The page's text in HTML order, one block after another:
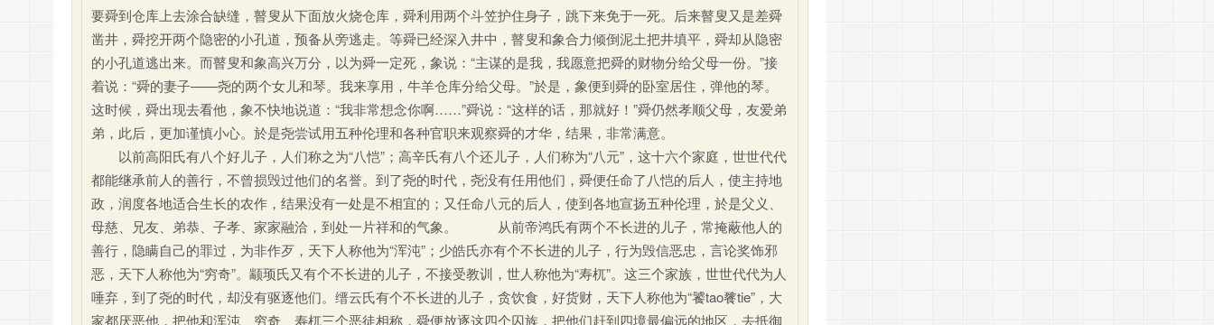
要舜到仓库上去涂合缺缝，瞽叟从下面放火烧仓库，舜利用两个斗笠护住身子，跳下来免于一死。后来瞽叟又是差舜
凿井，舜挖开两个隐密的小孔道，预备从旁逃走。等舜已经深入井中，瞽叟和象合力倾倒泥土把井填平，舜却从隐密
的小孔道逃出来。而瞽叟和象高兴万分，以为舜一定死，象说：“主谋的是我，我愿意把舜的财物分给父母一份。”接
着说：“舜的妻子——尧的两个女儿和琴。我来享用，牛羊仓库分给父母。”於是，象便到舜的卧室居住，弹他的琴。
这时候，舜出现去看他，象不快地说道：“我非常想念你啊……”舜说：“这样的话，那就好！”舜仍然孝顺父母，友爱弟
弟，此后，更加谨慎小心。於是尧尝试用五种伦理和各种官职来观察舜的才华，结果，非常满意。
以前高阳氏有八个好儿子，人们称之为“八恺”；高辛氏有八个还儿子，人们称为“八元”，这十六个家庭，世世代代
都能继承前人的善行，不曾损毁过他们的名誉。到了尧的时代，尧没有任用他们，舜便任命了八恺的后人，使主持地
政，润度各地适合生长的农作，结果没有一处是不相宜的；又任命八元的后人，使到各地宣扬五种伦理，於是父义、
母慈、兄友、弟恭、子孝、家家融洽，到处一片祥和的气象。 从前帝鸿氏有两个不长进的儿子，常掩蔽他人的
善行，隐瞒自己的罪过，为非作歹，天下人称他为“浑沌”；少皓氏亦有个不长进的儿子，行为毁信恶忠，言论奖饰邪
恶，天下人称他为“穷奇”。颛顼氏又有个不长进的儿子，不接受教训，世人称他为“寿杌”。这三个家族，世世代代为人
唾弃，到了尧的时代，却没有驱逐他们。缙云氏有个不长进的儿子，贪饮食，好货财，天下人称他为“饕tao餮tie”，大
家都厌恶他，把他和浑沌、穷奇、寿杌三个恶徒相称，舜便放逐这四个囚族，把他们赶到四境最偏远的地区，去抵御